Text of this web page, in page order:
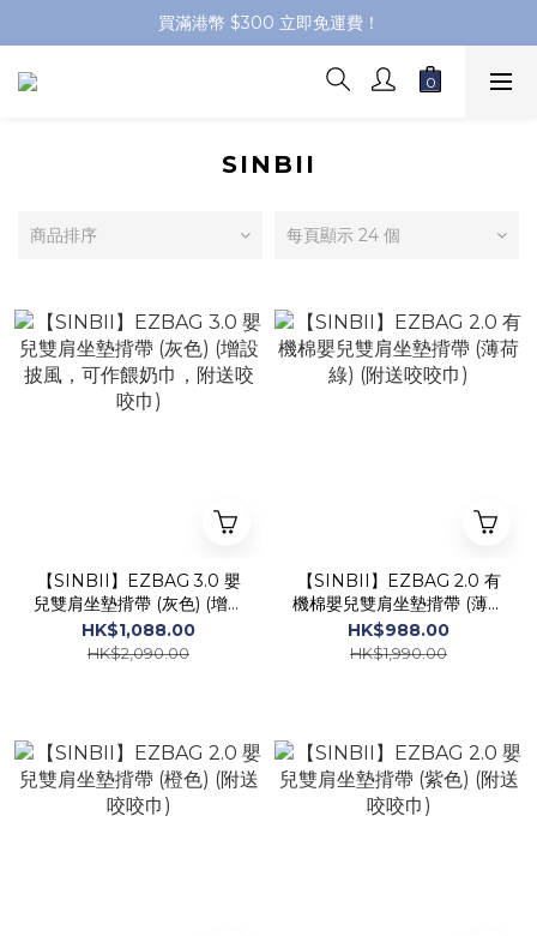
買滿港幣 $300 立即免運費！
SINBII
商品排序 每頁顯示 24 個
【SINBII】EZBAG 3.0 嬰
兒雙肩坐墊揹帶 (灰色) (增設
披風，可作餵奶巾，附送咬
咬巾)
HK$1,088.00
HK$2,090.00
【SINBII】EZBAG 2.0 有
機棉嬰兒雙肩坐墊揹帶 (薄荷
綠) (附送咬咬巾)
HK$988.00
HK$1,990.00